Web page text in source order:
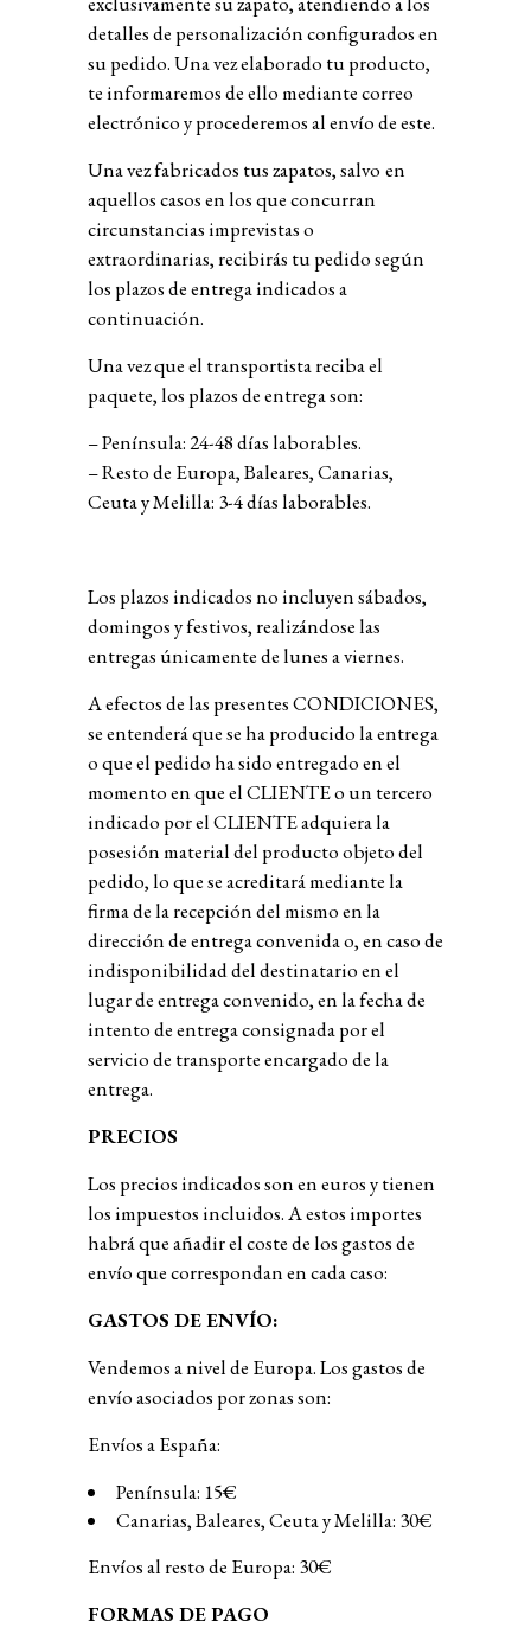
detalles de personalización configurados en
su pedido.Una vez elaborado tu producto,
te informaremos de ello mediante correo
electrónico y procederemos al envío de este.
Una vez fabricados tus zapatos, salvo en
aquellos casos en los que concurran
circunstancias imprevistas o
extraordinarias,recibirás tu pedido según
los plazos de entrega indicados a
continuación.
Una vez que el transportista reciba el
paquete, los plazos de entrega son:
– Península: 24-48 días laborables.
– Resto de Europa, Baleares, Canarias,
Ceuta y Melilla: 3-4 días laborables.
Los plazos indicados no incluyen sábados,
domingos y festivos, realizándose las
entregas únicamente de lunes a viernes.
A efectos de las presentes CONDICIONES,
se entenderá que se ha producido la entrega
o que el pedido ha sido entregado en el
momento en que el CLIENTE o un tercero
indicado por el CLIENTE adquiera la
posesión material del producto objeto del
pedido, lo que se acreditará mediante la
firma de la recepción del mismo en la
dirección de entrega convenida o, en caso de
indisponibilidad del destinatario en el
lugar de entrega convenido, en la fecha de
intento de entrega consignada por el
servicio de transporte encargado de la
entrega.
PRECIOS
Los precios indicados son en euros y tienen
los impuestos incluidos. A estos importes
habrá que añadir el coste de los gastos de
envío que correspondan en cada caso:
GASTOS DE ENVÍO:
Vendemos a nivel de Europa. Los gastos de
envío asociados por zonas son:
Envíos a España:
Península: 15€
Canarias, Baleares, Ceuta y Melilla: 30€
Envíos al resto de Europa: 30€
FORMAS DE PAGO